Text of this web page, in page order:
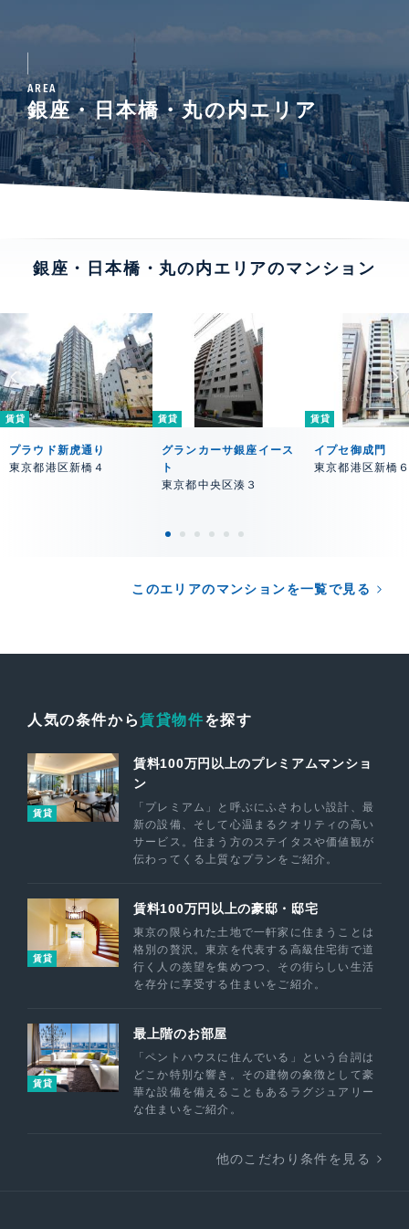
AREA
銀座・日本橋・丸の内エリア
銀座・日本橋・丸の内エリアのマンション
賃貸
プラウド新虎通り
東京都港区新橋４
賃貸
グランカーサ銀座イース
ト
東京都中央区湊３
賃貸
イプセ御成門
東京都港区新橋
このエリアのマンションを一覧で見る
人気の条件から賃貸物件を探す
賃貸
賃料100万円以上のプレミアムマンショ
ン
「プレミアム」と呼ぶにふさわしい設計、最
新の設備、そして心温まるクオリティの高い
サービス。住まう方のステイタスや価値観が
伝わってくる上質なプランをご紹介。
賃貸
賃料100万円以上の豪邸・邸宅
東京の限られた土地で一軒家に住まうことは
格別の贅沢。東京を代表する高級住宅街で道
行く人の羨望を集めつつ、その街らしい生活
を存分に享受する住まいをご紹介。
賃貸
最上階のお部屋
「ペントハウスに住んでいる」という台詞は
どこか特別な響き。その建物の象徴として豪
華な設備を備えることもあるラグジュアリー
な住まいをご紹介。
他のこだわり条件を見る